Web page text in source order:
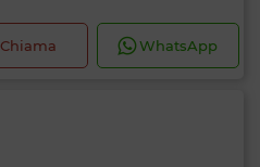
Chiama WhatsApp